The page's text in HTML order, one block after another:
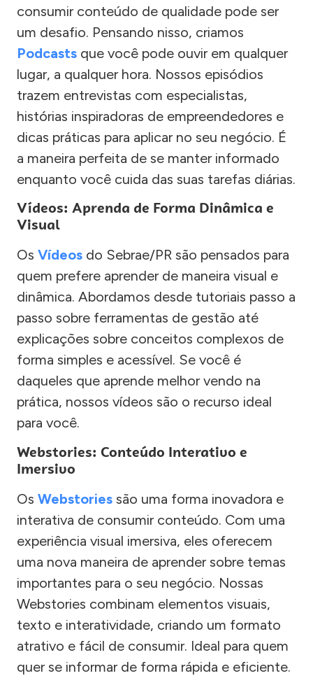
consumir conteúdo de qualidade pode ser
um desafio. Pensando nisso, criamos
Podcasts que você pode ouvir em qualquer
lugar, a qualquer hora. Nossos episódios
trazem entrevistas com especialistas,
histórias inspiradoras de empreendedores e
dicas práticas para aplicar no seu negócio. É
a maneira perfeita de se manter informado
enquanto você cuida das suas tarefas diárias.
Vídeos: Aprenda de Forma Dinâmica e
Visual
Os Vídeos do Sebrae/PR são pensados para
quem prefere aprender de maneira visual e
dinâmica. Abordamos desde tutoriais passo a
passo sobre ferramentas de gestão até
explicações sobre conceitos complexos de
forma simples e acessível. Se você é
daqueles que aprende melhor vendo na
prática, nossos vídeos são o recurso ideal
para você.
Webstories: Conteúdo Interativo e
Imersivo
Os Webstories são uma forma inovadora e
interativa de consumir conteúdo. Com uma
experiência visual imersiva, eles oferecem
uma nova maneira de aprender sobre temas
importantes para o seu negócio. Nossas
Webstories combinam elementos visuais,
texto e interatividade, criando um formato
atrativo e fácil de consumir. Ideal para quem
quer se informar de forma rápida e eficiente.